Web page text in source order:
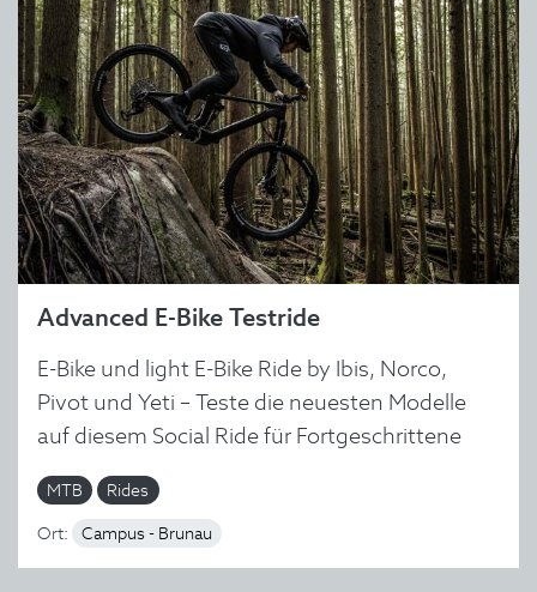
Advanced E-Bike Testride
E-Bike und light E-Bike Ride by Ibis, Norco,
Pivot und Yeti – Teste die neuesten Modelle
auf diesem Social Ride für Fortgeschrittene
MTB Rides
Ort: Campus - Brunau